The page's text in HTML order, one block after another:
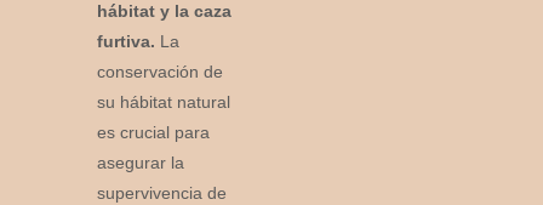
hábitat y la caza
furtiva. La
conservación de
su hábitat natural
es crucial para
asegurar la
supervivencia de